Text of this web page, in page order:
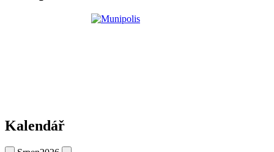
Kalendář